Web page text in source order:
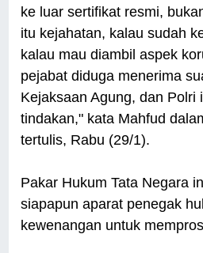
ke luar sertifikat resmi,
itu kejahatan, kalau sudah
kalau mau diambil aspek
pejabat diduga menerima
Kejaksaan Agung, dan Polri
tindakan," kata Mahfud
tertulis, Rabu (29/1).
Pakar Hukum Tata Negara
siapapun aparat penegak
kewenangan untuk